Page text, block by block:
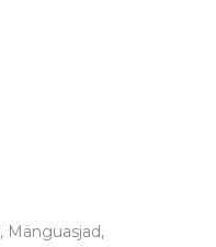
, Mänguasjad,